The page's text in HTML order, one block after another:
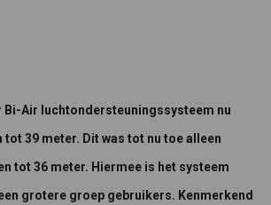
Bi-Air luchtondersteuningssysteem nu
tot 39 meter. Dit was tot nu toe alleen
tot 36 meter. Hiermee is het systeem
grotere groep gebruikers. Kenmerkend